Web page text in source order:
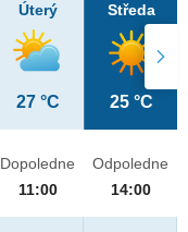
Úterý
27 °C
Středa
25 °C
Dopoledne
11:00
Odpoledne
14:00